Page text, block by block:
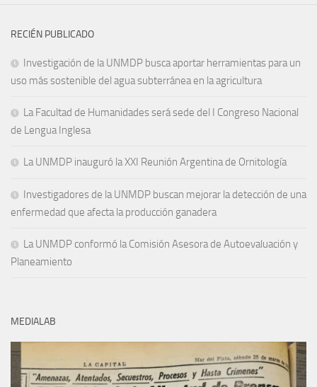
RECIÉN PUBLICADO
Investigación de la UNMDP busca aportar herramientas para un
uso más sostenible del agua subterránea en la agricultura
La Facultad de Humanidades será sede del I Congreso Nacional
de Lengua Inglesa
La UNMDP inauguró la XXI Reunión Argentina de Ornitología
Investigadores de la UNMDP buscan mejorar la detección de una
enfermedad que afecta la producción ganadera
La UNMDP conformó la Comisión Asesora de Autoevaluación y
Planeamiento
MEDIALAB